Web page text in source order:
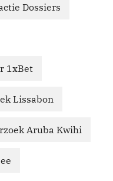
Dossiers
1xBet
Lissabon
Aruba Kwihi